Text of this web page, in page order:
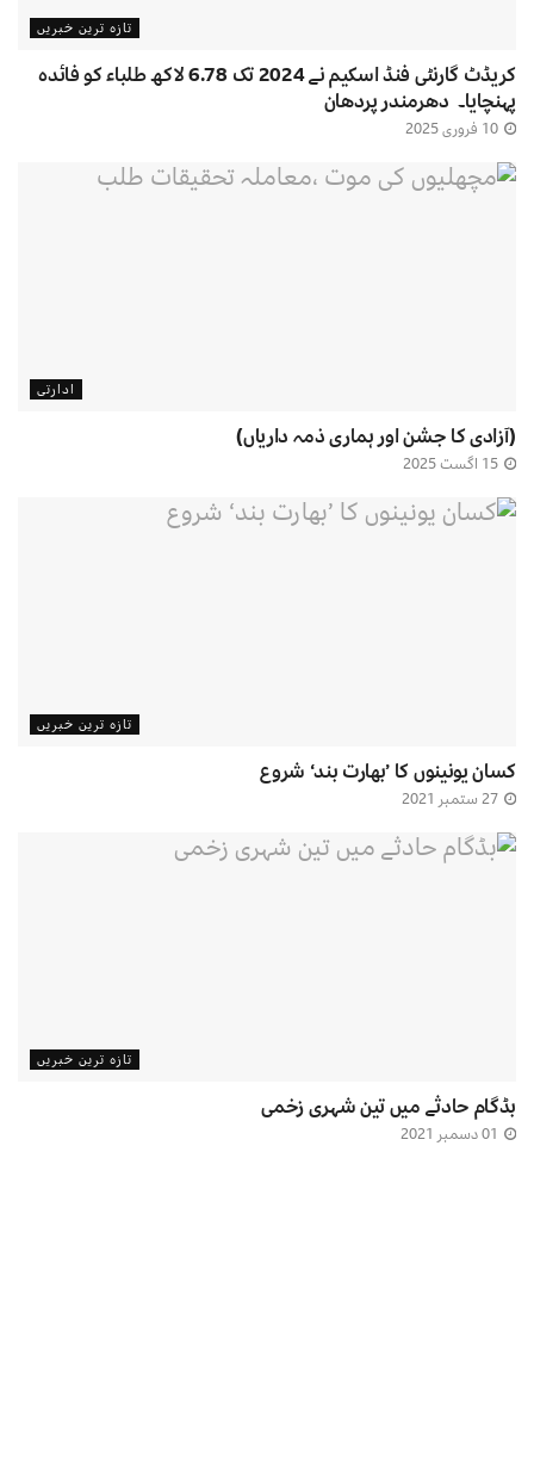
تازہ ترین خبریں
کریڈٹ گارنٹی فنڈ اسکیم نے 2024 تک 6.78 لاکھ طلباء کو فائدہ
پہنچایا۔ دھرمندر پردھان
ادارتی
(آزادی کا جشن اور ہماری ذمہ داریاں)
تازہ ترین خبریں
کسان یونینوں کا ’بھارت بند‘ شروع
تازہ ترین خبریں
بڈگام حادثے میں تین شہری زخمی